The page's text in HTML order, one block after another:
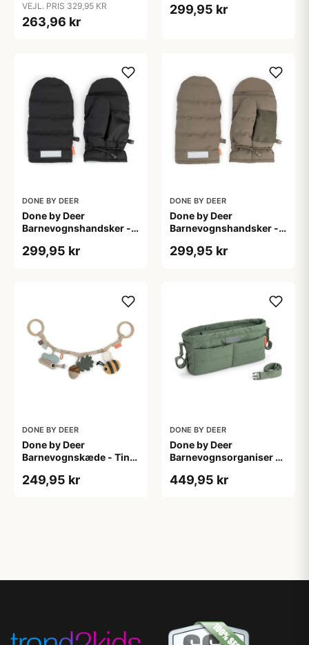
VEJL. PRIS 329,95 KR
263,96 kr
299,95 kr
DONE BY DEER
Done by Deer
Barnevognshandsker -
299,95 kr
DONE BY DEER
Done by Deer
Barnevognshandsker -
299,95 kr
DONE BY DEER
Done by Deer
Barnevognskæde - Tiny
249,95 kr
DONE BY DEER
Done by Deer
Barnevognsorganiser -
449,95 kr